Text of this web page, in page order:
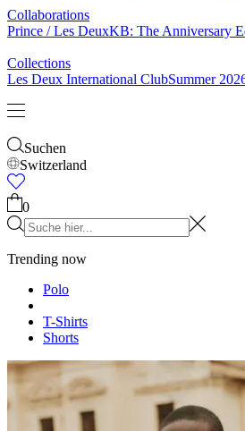
Alles anzeigen
SockenGürtelSchalsKrawatten
Alles anzeigen